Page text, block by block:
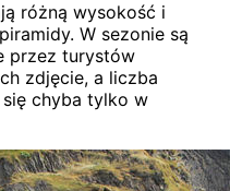
różną wysokość i
W sezonie są
przez turystów
zdjęcie, a liczba
chyba tylko w